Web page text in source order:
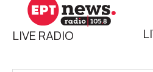
LIVE RADIO